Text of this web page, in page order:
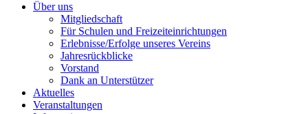
Über uns
Mitgliedschaft
Für Schulen und Freizeiteinrichtungen
Erlebnisse/Erfolge unseres Vereins
Jahresrückblicke
Vorstand
Dank an Unterstützer
Aktuelles
Veranstaltungen